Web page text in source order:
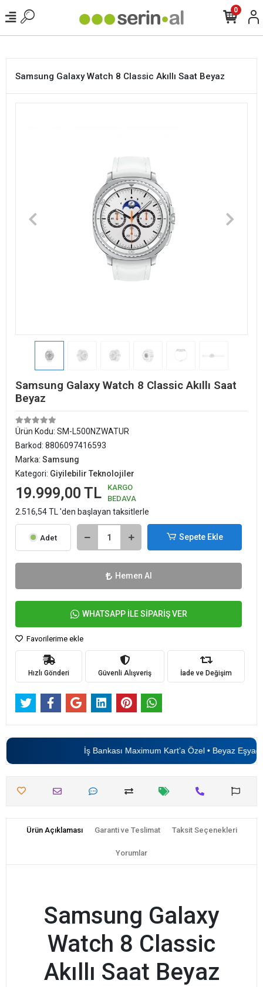
0
Samsung Galaxy Watch 8 Classic Akıllı Saat Beyaz
Samsung Galaxy Watch 8 Classic Akıllı Saat
Beyaz
Ürün Kodu: SM-L500NZWATUR
Barkod: 8806097416593
Marka: Samsung
Kategori: Giyilebilir Teknolojiler
19.999,00 TL
KARGO
BEDAVA
2.516,54 TL 'den başlayan taksitlerle
Adet Sepete Ekle
Hemen Al
WHATSAPP İLE SİPARİŞ VER
Favorilerime ekle
Hızlı Gönderi Güvenli Alışveriş İade ve Değişim
İş Bankası Maximum Kart’a Özel • Beyaz Eşyada
Ürün Açıklaması Garanti ve Teslimat Taksit Seçenekleri
Yorumlar
Samsung Galaxy
Watch 8 Classic
Akıllı Saat Beyaz